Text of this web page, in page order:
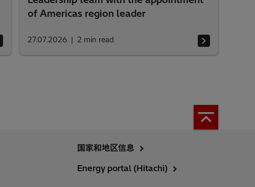
of Americas region leader
27.07.2026 2 min read
国家和地区信息
Energy portal (Hitachi)